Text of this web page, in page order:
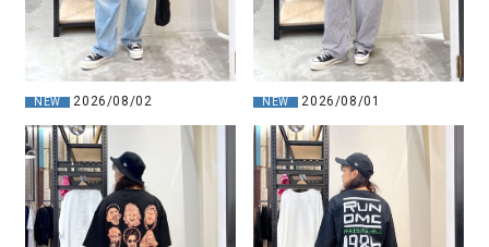
NEW 2026/08/02 NEW 2026/08/01